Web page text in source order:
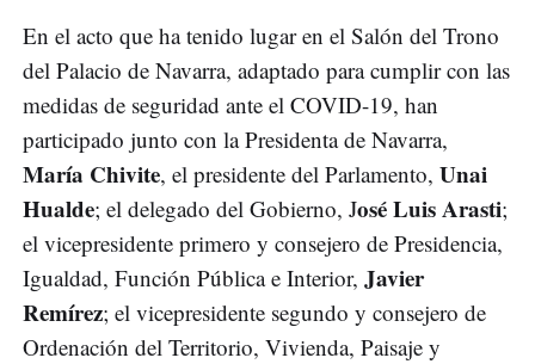
En el acto que ha tenido lugar en el Salón del Trono
del Palacio de Navarra, adaptado para cumplir con las
medidas de seguridad ante el COVID-19, han
participado junto con la Presidenta de Navarra,
María Chivite, el presidente del Parlamento, Unai
Hualde; el delegado del Gobierno, José Luis Arasti;
el vicepresidente primero y consejero de Presidencia,
Igualdad, Función Pública e Interior, Javier
Remírez; el vicepresidente segundo y consejero de
Ordenación del Territorio, Vivienda, Paisaje y